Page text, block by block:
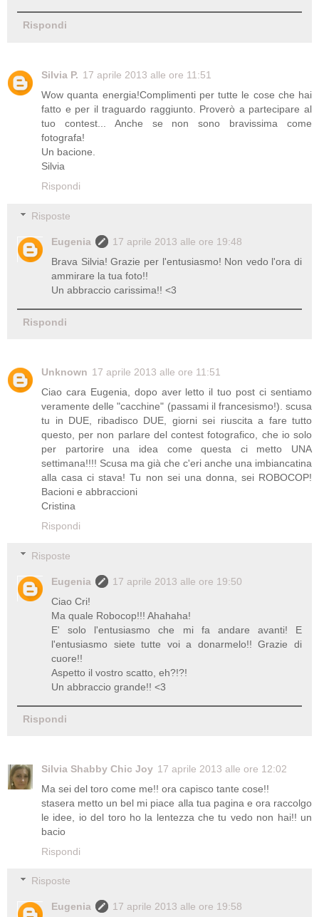
Rispondi
Silvia P. 17 aprile 2013 alle ore 11:51
Wow quanta energia!Complimenti per tutte le cose che hai
fatto e per il traguardo raggiunto. Proverò a partecipare al
tuo contest... Anche se non sono bravissima come
fotografa!
Un bacione.
Silvia
Rispondi
Risposte
Eugenia
17 aprile 2013 alle ore 19:48
Brava Silvia! Grazie per l'entusiasmo! Non vedo l'ora di
ammirare la tua foto!!
Un abbraccio carissima!! <3
Rispondi
Unknown 17 aprile 2013 alle ore 11:51
Ciao cara Eugenia, dopo aver letto il tuo post ci sentiamo
veramente delle "cacchine" (passami il francesismo!). scusa
tu in DUE, ribadisco DUE, giorni sei riuscita a fare tutto
questo, per non parlare del contest fotografico, che io solo
per partorire una idea come questa ci metto UNA
settimana!!!! Scusa ma già che c'eri anche una imbiancatina
alla casa ci stava! Tu non sei una donna, sei ROBOCOP!
Bacioni e abbraccioni
Cristina
Rispondi
Risposte
Eugenia
17 aprile 2013 alle ore 19:50
Ciao Cri!
Ma quale Robocop!!! Ahahaha!
E' solo l'entusiasmo che mi fa andare avanti! E
l'entusiasmo siete tutte voi a donarmelo!! Grazie di
cuore!!
Aspetto il vostro scatto, eh?!?!
Un abbraccio grande!! <3
Rispondi
Silvia Shabby Chic Joy 17 aprile 2013 alle ore 12:02
Ma sei del toro come me!! ora capisco tante cose!!
stasera metto un bel mi piace alla tua pagina e ora raccolgo
le idee, io del toro ho la lentezza che tu vedo non hai!! un
bacio
Rispondi
Risposte
Eugenia
17 aprile 2013 alle ore 19:58